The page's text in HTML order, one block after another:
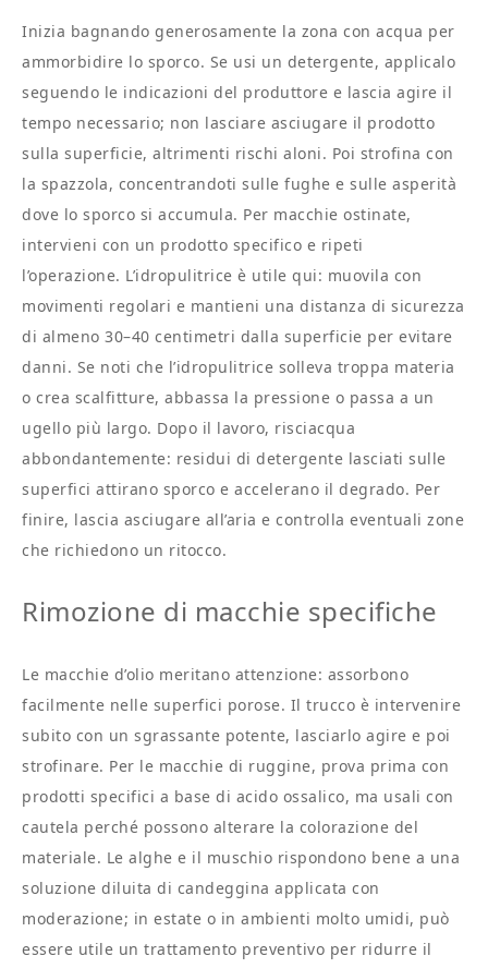
Inizia bagnando generosamente la zona con acqua per
ammorbidire lo sporco. Se usi un detergente, applicalo
seguendo le indicazioni del produttore e lascia agire il
tempo necessario; non lasciare asciugare il prodotto
sulla superficie, altrimenti rischi aloni. Poi strofina con
la spazzola, concentrandoti sulle fughe e sulle asperità
dove lo sporco si accumula. Per macchie ostinate,
intervieni con un prodotto specifico e ripeti
l’operazione. L’idropulitrice è utile qui: muovila con
movimenti regolari e mantieni una distanza di sicurezza
di almeno 30–40 centimetri dalla superficie per evitare
danni. Se noti che l’idropulitrice solleva troppa materia
o crea scalfitture, abbassa la pressione o passa a un
ugello più largo. Dopo il lavoro, risciacqua
abbondantemente: residui di detergente lasciati sulle
superfici attirano sporco e accelerano il degrado. Per
finire, lascia asciugare all’aria e controlla eventuali zone
che richiedono un ritocco.
Rimozione di macchie specifiche
Le macchie d’olio meritano attenzione: assorbono
facilmente nelle superfici porose. Il trucco è intervenire
subito con un sgrassante potente, lasciarlo agire e poi
strofinare. Per le macchie di ruggine, prova prima con
prodotti specifici a base di acido ossalico, ma usali con
cautela perché possono alterare la colorazione del
materiale. Le alghe e il muschio rispondono bene a una
soluzione diluita di candeggina applicata con
moderazione; in estate o in ambienti molto umidi, può
essere utile un trattamento preventivo per ridurre il